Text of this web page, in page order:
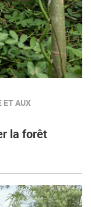
ET AUX
la forêt